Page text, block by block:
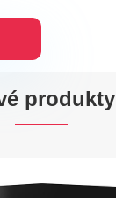
produkty